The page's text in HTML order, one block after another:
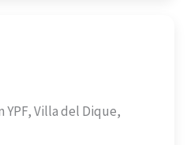
YPF, Villa del Dique,